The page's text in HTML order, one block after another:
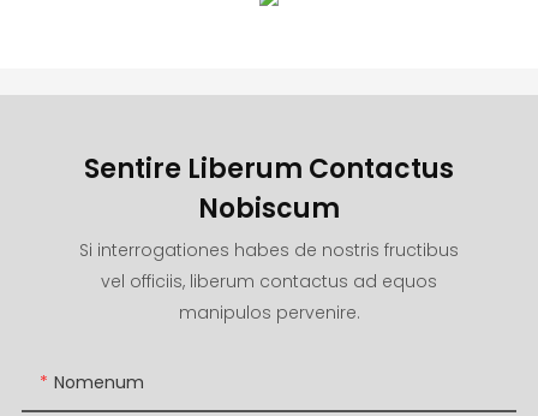
Sentire Liberum Contactus
Nobiscum
Si interrogationes habes de nostris fructibus
vel officiis, liberum contactus ad equos
manipulos pervenire.
Nomenum